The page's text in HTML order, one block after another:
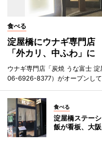
食べる
淀屋橋にウナギ専門
「外カリ、中ふわ」に
ウナギ専門店「炭焼 うな富士
06-6926-8377）がオープンして
食べる
淀屋橋ステー
飯が看板、大